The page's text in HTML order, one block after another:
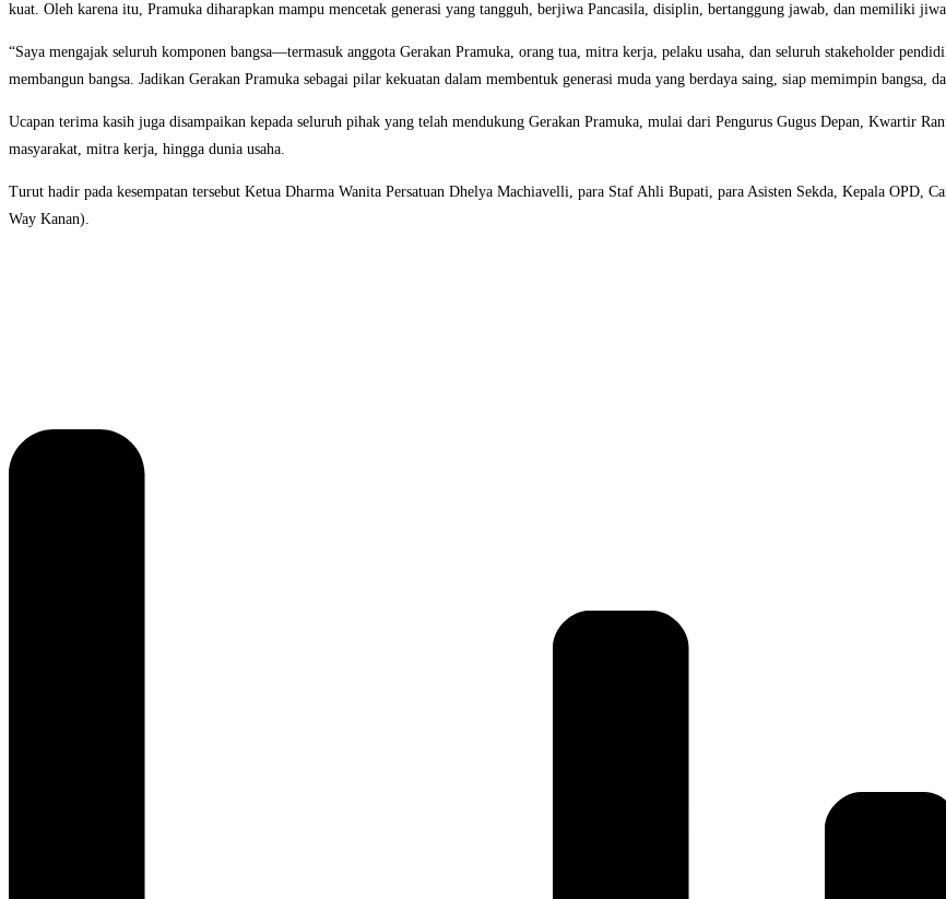
kuat. Oleh karena itu, Pramuka diharapkan mampu mencetak generasi yang tangguh, berjiwa Pancasila, disiplin, bertanggung jawab, dan memiliki
“Saya mengajak seluruh komponen bangsa—termasuk anggota Gerakan Pramuka, orang tua, mitra kerja, pelaku usaha, dan seluruh stakeholder
membangun bangsa. Jadikan Gerakan Pramuka sebagai pilar kekuatan dalam membentuk generasi muda yang berdaya saing, siap memimpin bangsa,
Ucapan terima kasih juga disampaikan kepada seluruh pihak yang telah mendukung Gerakan Pramuka, mulai dari Pengurus Gugus Depan, Kwartir
masyarakat, mitra kerja, hingga dunia usaha.
Turut hadir pada kesempatan tersebut Ketua Dharma Wanita Persatuan Dhelya Machiavelli, para Staf Ahli Bupati, para Asisten Sekda, Kepala OPD,
Way Kanan).